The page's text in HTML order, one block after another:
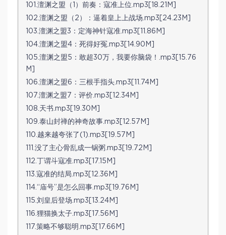
101.澶渊之盟（1）前奏：寇准上位.mp3[18.21M]
102.澶渊之盟（2）：逼着皇上上战场.mp3[24.23M]
103.澶渊之盟3：定海神针寇准.mp3[11.86M]
104.澶渊之盟4：死得好冤.mp3[14.90M]
105.澶渊之盟5：敢超30万，我要你脑袋！.mp3[15.76
M]
106.澶渊之盟6：三根手指头.mp3[11.74M]
107.澶渊之盟7：评价.mp3[12.34M]
108.天书.mp3[19.30M]
109.泰山封禅的神奇故事.mp3[12.57M]
110.越来越夸张了(1).mp3[19.57M]
111.没了主心骨乱成一锅粥.mp3[19.72M]
112.丁谓斗寇准.mp3[17.15M]
113.寇准的结局.mp3[12.36M]
114.“庙号”是怎么回事.mp3[19.76M]
115.刘皇后登场.mp3[13.24M]
116.狸猫换太子.mp3[17.56M]
117.策略不够聪明.mp3[17.66M]